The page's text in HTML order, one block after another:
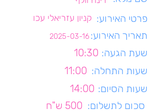
קניון עזריאלי עכו פרטי האירוע:
2025-03-16 תאריך האירוע:
10:30 שעת הגעה:
11:00 שעות התחלה:
14:00 שעות הסיום:
500 ש"ח סכום לתשלום: